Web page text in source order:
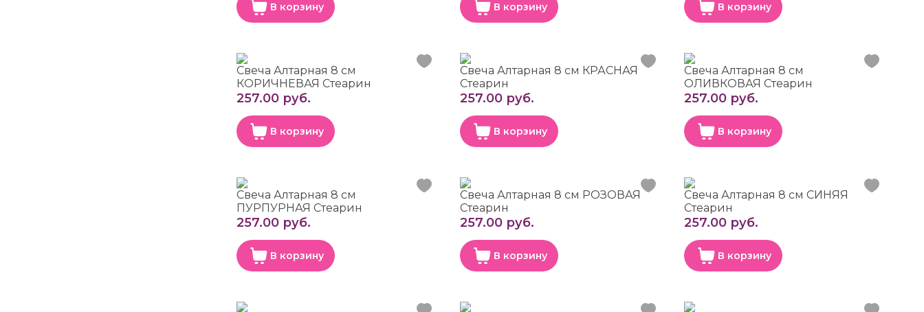
В корзину В корзину В корзину
Свеча Алтарная 8 см
КОРИЧНЕВАЯ Стеарин
257.00 руб.
В корзину
Свеча Алтарная 8 см КРАСНАЯ
Стеарин
257.00 руб.
В корзину
Свеча Алтарная 8 см
ОЛИВКОВАЯ Стеарин
257.00 руб.
В корзину
Свеча Алтарная 8 см
ПУРПУРНАЯ Стеарин
257.00 руб.
В корзину
Свеча Алтарная 8 см РОЗОВАЯ
Стеарин
257.00 руб.
В корзину
Свеча Алтарная 8 см СИНЯЯ
Стеарин
257.00 руб.
В корзину